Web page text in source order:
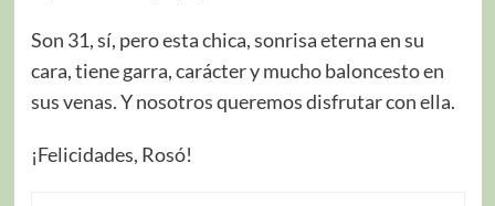
Son 31, sí, pero esta chica, sonrisa eterna en su
cara, tiene garra, carácter y mucho baloncesto en
sus venas. Y nosotros queremos disfrutar con ella.
¡Felicidades, Rosó!